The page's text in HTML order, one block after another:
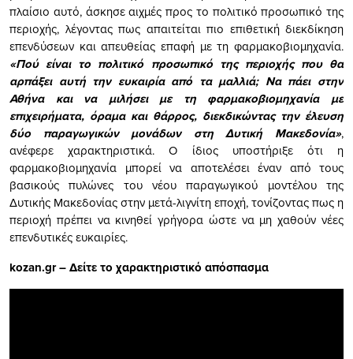
πλαίσιο αυτό, άσκησε αιχμές προς το πολιτικό προσωπικό της
περιοχής, λέγοντας πως απαιτείται πιο επιθετική διεκδίκηση
επενδύσεων και απευθείας επαφή με τη φαρμακοβιομηχανία.
«Πού είναι το πολιτικό προσωπικό της περιοχής που θα
αρπάξει αυτή την ευκαιρία από τα μαλλιά; Να πάει στην
Αθήνα και να μιλήσει με τη φαρμακοβιομηχανία με
επιχειρήματα, όραμα και θάρρος, διεκδικώντας την έλευση
δύο παραγωγικών μονάδων στη Δυτική Μακεδονία»,
ανέφερε χαρακτηριστικά. Ο ίδιος υποστήριξε ότι η
φαρμακοβιομηχανία μπορεί να αποτελέσει έναν από τους
βασικούς πυλώνες του νέου παραγωγικού μοντέλου της
Δυτικής Μακεδονίας στην μετά-λιγνίτη εποχή, τονίζοντας πως η
περιοχή πρέπει να κινηθεί γρήγορα ώστε να μη χαθούν νέες
επενδυτικές ευκαιρίες.
kozan.gr – Δείτε το χαρακτηριστικό απόσπασμα